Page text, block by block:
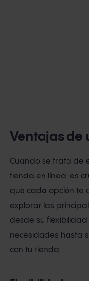
Ventajas de
Cuando se trata de
tienda en línea, es
que cada opción te
explorar las
desde su
necesidades hasta
con tu tienda.